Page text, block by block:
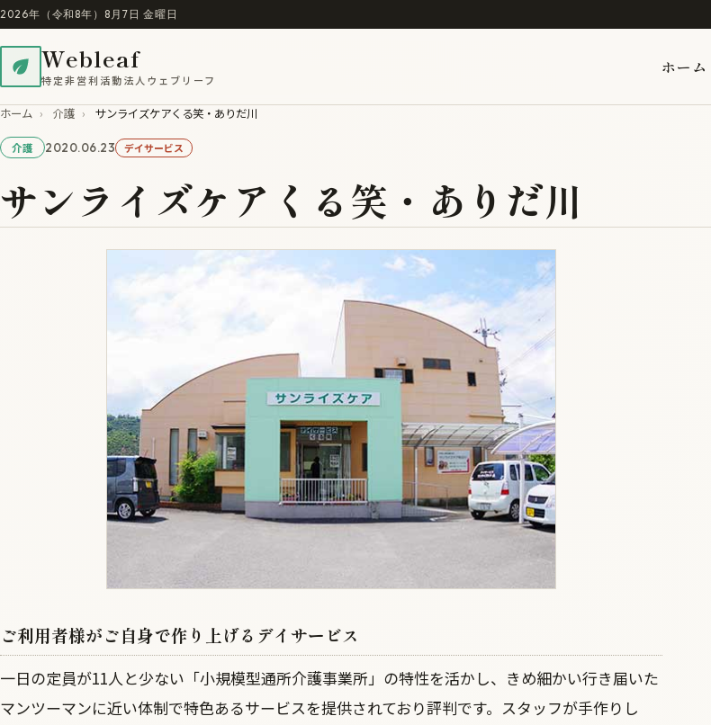
2026年（令和8年）8月7日 金曜日
Webleaf
特定非営利活動法人ウェブリーフ
ホーム
ホーム › 介護 › サンライズケアくる笑・ありだ川
介護 2020.06.23 デイサービス
サンライズケアくる笑・ありだ川
ご利用者様がご自身で作り上げるデイサービス
一日の定員が11人と少ない「小規模型通所介護事業所」の特性を活かし、きめ細かい行き届いた
マンツーマンに近い体制で特色あるサービスを提供されており評判です。スタッフが手作りし